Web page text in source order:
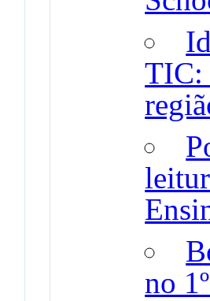
TIC:
no